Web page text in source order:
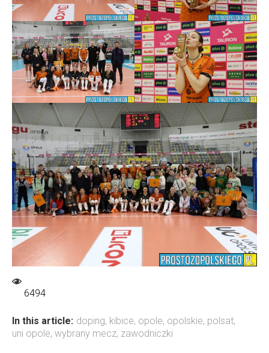
6494
In this article: doping, kibice, opole, opolskie, polsat,
uni opole, wybrany mecz, zawodniczki